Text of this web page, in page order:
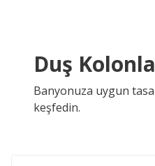
Duş
Banyonuza uygun
keşfedin.